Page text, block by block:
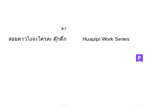
สอยดาวไงจะใครล่ะ ดุ๊กดิ๊ก Huapipi Work Series